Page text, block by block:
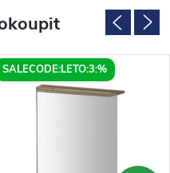
SALECODE:LETO:3:%